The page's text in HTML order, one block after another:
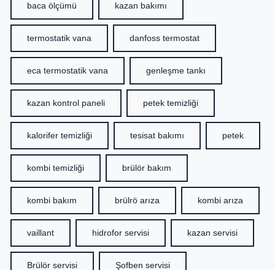
baca ölçümü kazan bakımı
termostatik vana danfoss termostat
eca termostatik vana genleşme tankı
kazan kontrol paneli petek temizliği
kalorifer temizliği tesisat bakımı petek
kombi temizliği brülör bakım
kombi bakım brülrö arıza kombi arıza
vaillant hidrofor servisi kazan servisi
Brülör servisi Şofben servisi